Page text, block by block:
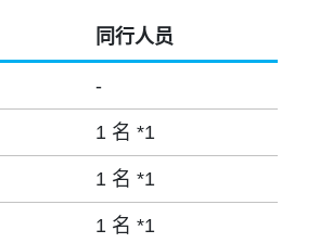
同行人员
-
1 名 *1
1 名 *1
1 名 *1